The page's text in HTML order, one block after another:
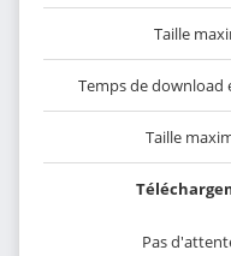
Taille
Temps de download
Taille
Pas